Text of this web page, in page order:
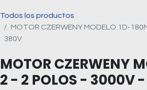
Todos los productos
MOTOR CZERWENY MODELO 1D-
380V
MOTOR CZERWENY
2 - 2 POLOS - 3000V